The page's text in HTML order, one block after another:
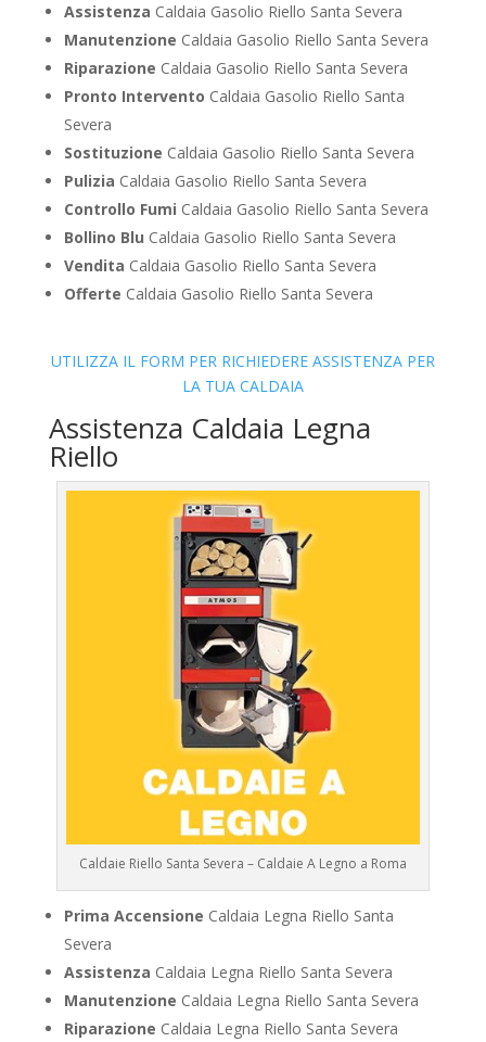
Assistenza Caldaia Gasolio Riello Santa Severa
Manutenzione Caldaia Gasolio Riello Santa Severa
Riparazione Caldaia Gasolio Riello Santa Severa
Pronto Intervento Caldaia Gasolio Riello Santa
Severa
Sostituzione Caldaia Gasolio Riello Santa Severa
Pulizia Caldaia Gasolio Riello Santa Severa
Controllo Fumi Caldaia Gasolio Riello Santa Severa
Bollino Blu Caldaia Gasolio Riello Santa Severa
Vendita Caldaia Gasolio Riello Santa Severa
Offerte Caldaia Gasolio Riello Santa Severa
UTILIZZA IL FORM PER RICHIEDERE ASSISTENZA PER
LA TUA CALDAIA
Assistenza Caldaia Legna
Riello
Caldaie Riello Santa Severa – Caldaie A Legno a Roma
Prima Accensione Caldaia Legna Riello Santa
Severa
Assistenza Caldaia Legna Riello Santa Severa
Manutenzione Caldaia Legna Riello Santa Severa
Riparazione Caldaia Legna Riello Santa Severa